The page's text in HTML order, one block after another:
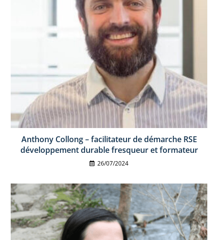
Anthony Collong – facilitateur de démarche RSE
développement durable fresqueur et formateur
26/07/2024